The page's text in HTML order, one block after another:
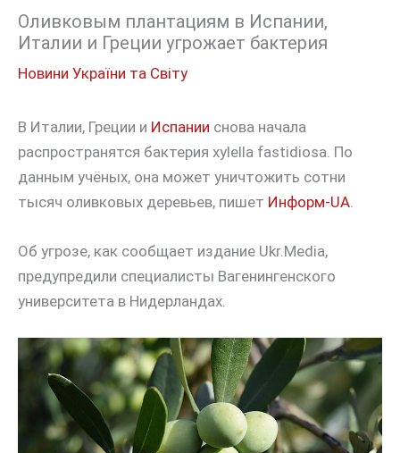
Оливковым плантациям в Испании,
Италии и Греции угрожает бактерия
Новини України та Світу
В Италии, Греции и Испании снова начала
распространятся бактерия xylella fastidiosa. По
данным учёных, она может уничтожить сотни
тысяч оливковых деревьев, пишет Информ-UA
Об угрозе, как сообщает издание Ukr.Media,
предупредили специалисты Вагенингенского
университета в Нидерландах.